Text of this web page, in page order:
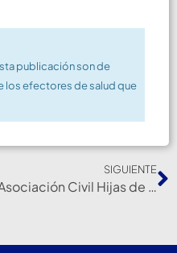
publicación son de
los efectores de salud que
SIGUIENTE
Asociación Civil Hijas de Ntra. Sra. de la Misericordia